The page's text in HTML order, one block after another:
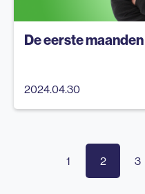
De eerste
2024.04.30
1 2 3